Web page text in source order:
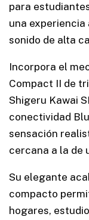
para
una
sonido de alta
Incorpora el
Compact II de
Shigeru Kawai
conectividad
sensación
cercana a la de
Su elegante
compacto
hogares,